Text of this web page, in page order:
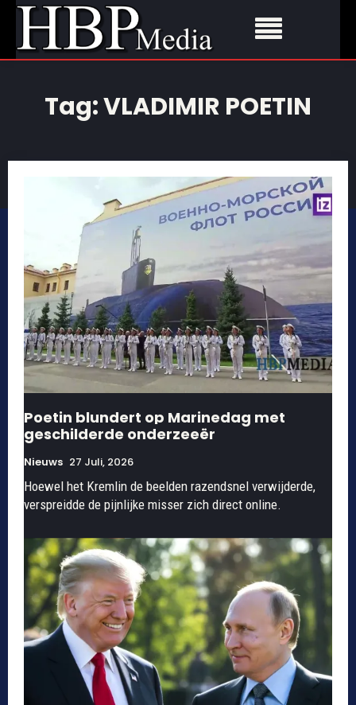
Tag:VLADIMIR POETIN
Poetin blundert op Marinedag met
geschilderde onderzeeër
Nieuws 27 Juli, 2026
Hoewel het Kremlin de beelden razendsnel verwijderde,
verspreidde de pijnlijke misser zich direct online.